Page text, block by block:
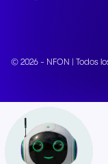
© 2026 - NFON | Todos